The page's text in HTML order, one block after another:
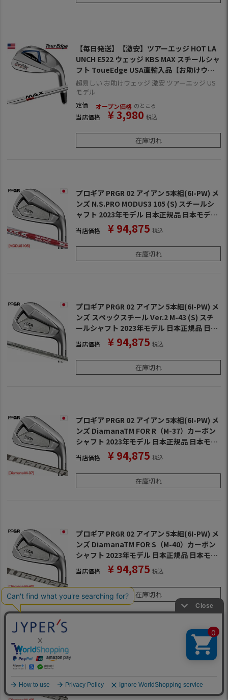
【毎日発送】【激安】ツアーエッジ HOT LA
UNCH E522 ウェッジ KBS MAX スチールシャ
フト ToueEdge USA直輸入品【お助けウェ
ッジ】
超易しい お助けウェッジ 激安 ツアーエッジ US
モデル
定価 オープン価格 のところ
当店価格 ¥3,980 税込
在庫切れ
プロギア PRGR 02 アイアン 5本組(6I-PW) メ
ンズ N.S.PRO MODUS3 105 (S) スチールシ
ャフト 2023年モデル 日本正規品 日本モデル
ゴルフ ゴルフクラブ 右用 右打ち 右利き NS
プロ モーダスツアー105
当店価格 ¥ 94,875 税込
在庫切れ
プロギア PRGR 02 アイアン 5本組(6I-PW) メ
ンズ スペックスチール Ver.2 M-43 (S) スチ
ールシャフト 2023年モデル 日本正規品 日本
モデル ゴルフ ゴルフクラブ 右用 右打ち 右利
き
当店価格 ¥ 94,875 税込
在庫切れ
プロギア PRGR 02 アイアン 5本組(6I-PW) メ
ンズ DiamanaTM FOR R（M-37）カーボン
シャフト 2023年モデル 日本正規品 日本モデ
ル ゴルフ ゴルフクラブ 右用 右打ち 右利き デ
ィアマナ
当店価格 ¥ 94,875 税込
在庫切れ
プロギア PRGR 02 アイアン 5本組(6I-PW) メ
ンズ DiamanaTM FOR S（M-40）カーボン
シャフト 2023年モデル 日本正規品 日本モデ
ル ゴルフ ゴルフクラブ 右用 右打ち 右利き デ
ィアマナ
当店価格 ¥ 94,875 税込
在庫切れ
プロギア PRGR 02 アイアン 5本組(6I-PW) メ
ンズ DiamanaTM FOR S（M-43）カーボン
ィアマナ
当店価格 ¥ 94,875 税込